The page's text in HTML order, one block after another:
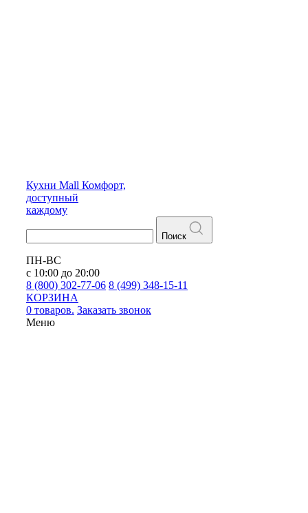
Кухни Mall Комфорт,
доступный
каждому
Поиск
ПН-ВС
с 10:00 до 20:00
8 (800) 302-77-06 8 (499) 348-15-11
КОРЗИНА
0 товаров. Заказать звонок
Меню